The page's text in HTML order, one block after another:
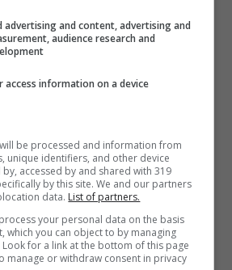
avuto un’avversaria
anche se poi ogni gara di
Lipsia, Porto e PSG
a fare davvero paura.
advertising and content, advertising and
audience research and
access information on a device
be processed and information from
unique identifiers, and other device
accessed by and shared with 319
by this site. We and our partners
data. List of partners.
your personal data on the basis
which you can object to by managing
for a link at the bottom of this page
manage or withdraw consent in privacy